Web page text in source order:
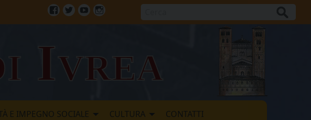
Ivrea
E IMPEGNO SOCIALE CULTURA CONTATTI